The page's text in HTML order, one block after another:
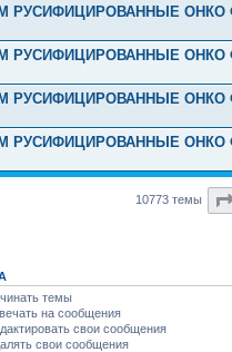
РУСИФИЦИРОВАННЫЕ ОНКО
РУСИФИЦИРОВАННЫЕ ОНКО
РУСИФИЦИРОВАННЫЕ ОНКО
РУСИФИЦИРОВАННЫЕ ОНКО
10773 темы
темы
на сообщения
свои сообщения
свои сообщения